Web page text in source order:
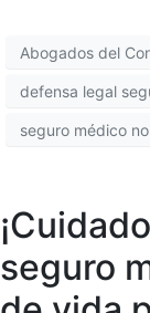
Abogados del
defensa legal
seguro médico
seguro